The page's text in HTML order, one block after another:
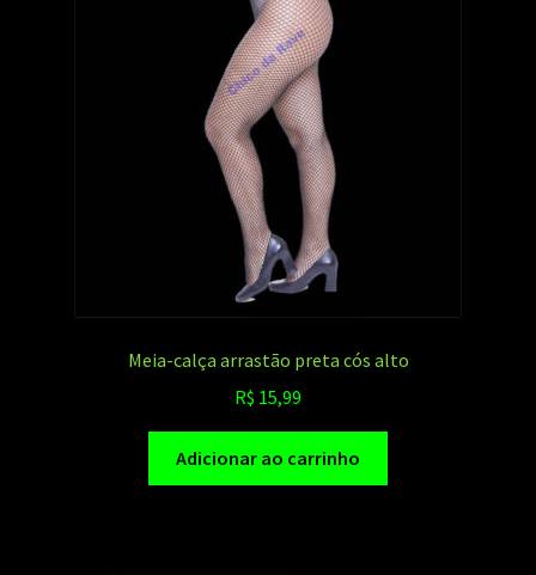
Meia-calça arrastão preta cós alto
R$ 15,99
Adicionar ao carrinho